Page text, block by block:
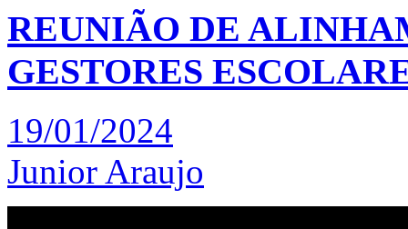
REUNIÃO DE
GESTORES
19/01/2024
Junior Araujo